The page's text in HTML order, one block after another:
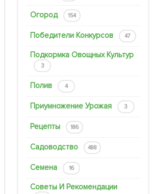
Огород 154
Победители Конкурсов 47
Подкормка Овощных Культур
3
Полив 4
Приумножение Урожая 3
Рецепты 186
Садоводство 488
Семена 16
Советы И Рекомендации